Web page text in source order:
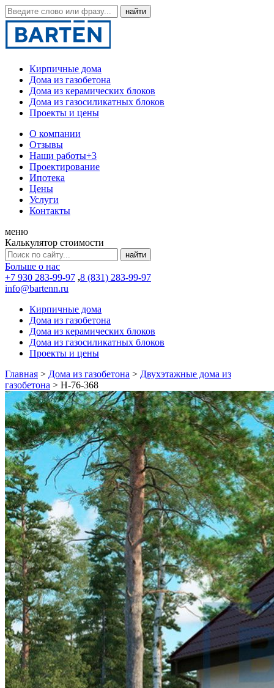
Кирпичные дома
Дома из газобетона
Дома из керамических блоков
Дома из газосиликатных блоков
Проекты и цены
О компании
Отзывы
Наши работы+3
Проектирование
Ипотека
Цены
Услуги
Контакты
меню
Калькулятор стоимости
Больше о нас
+7 930 283-99-97 ,8 (831) 283-99-97
info@bartenn.ru
Кирпичные дома
Дома из газобетона
Дома из керамических блоков
Дома из газосиликатных блоков
Проекты и цены
Главная > Дома из газобетона > Двухэтажные дома из
газобетона > Н-76-368